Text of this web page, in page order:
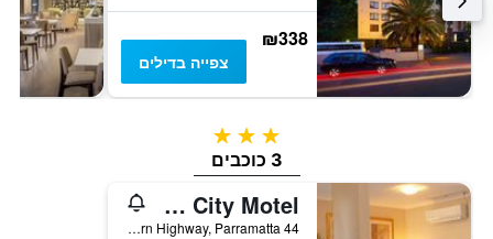
₪338
צפייה בדילים
3 כוכבים
3 כוכבים
Parramatta City Motel
44 Great Western Highway, Parramatta, פרמאטה, NSW, אוסטרליה